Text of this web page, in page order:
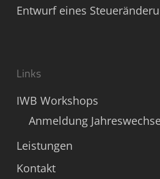
Entwurf eines
Links
IWB Workshops
Anmeldung
Leistungen
Kontakt